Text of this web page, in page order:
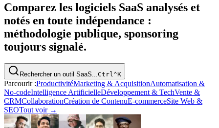
Comparez les logiciels SaaS analysés et
notés en toute indépendance :
méthodologie publique, sponsoring
toujours signalé.
Rechercher un outil SaaS... Ctrl ⌃K
Parcourir :ProductivitéMarketing & AcquisitionAutomatisation &
No-codeIntelligence ArtificielleDéveloppement & TechVente &
CRMCollaborationCréation de ContenuE-commerceSite Web &
SEOTout voir→